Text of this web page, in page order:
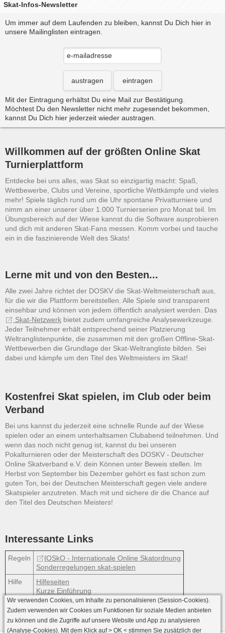
Skat-Infos-Newsletter
Um immer auf dem Laufenden zu bleiben, kannst Du Dich hier in
unsere Mailinglisten eintragen.
austragen eintragen
Mit der Eintragung erhältst Du eine Mail zur Bestätigung.
Möchtest Du den Newsletter nicht mehr zugesendet bekommen,
kannst Du Dich hier jederzeit wieder austragen.
Willkommen auf der größten Online Skat
Turnierplattform
Entdecke bei uns alles, was Skat so einzigartig macht: Spaß,
Wettbewerbe, Clubs und Vereine, sportliche Wettkämpfe und vieles
mehr! Spiele täglich rund um die Uhr spontane Privatturniere und
nimm an einer unserer über 1.000 Turnierserien pro Monat teil. Im
Übungsbereich auf der Wiese kannst du die Software ausprobieren
und dich mit anderen Skat-Fans messen. Komm vorbei und tauche
ein in die faszinierende Welt des Skats!
Lerne mit und von den Besten...
Alle zwei Jahre richtet der DOSKV die Skat-Weltmeisterschaft aus,
für die wir die Plattform bereitstellen. Alle Spiele sind transparent
einsehbar und können von jedem öffentlich analysiert werden. Das
Skat-Netzwerk bietet zudem umfangreiche Analysewerkzeuge.
Jeder Teilnehmer erhält entsprechend seiner Platzierung
Weltranglistenpunkte, die zusammen mit den großen Offline-Skat-
Wettbewerben die Grundlage der Skat-Weltrangliste bilden. Sei
dabei und kämpfe um den Titel des Weltmeisters im Skat!
Kostenfrei Skat spielen, im Club oder beim
Verband
Bei uns kannst du jederzeit eine schnelle Runde auf der Wiese
spielen oder an einem unterhaltsamen Clubabend teilnehmen. Und
wenn das noch nicht genug ist, kannst du bei unseren
Pokalturnieren oder der Meisterschaft des DOSKV - Deutscher
Online Skatverband e.V. dein Können unter Beweis stellen. Im
Herbst von September bis Dezember gehört es fast schon zum
guten Ton, bei der Deutschen Meisterschaft gegen viele andere
Skatspieler anzutreten. Mach mit und sichere dir die Chance auf
den Titel des Deutschen Meisters!
Interessante Links
Regeln
IOSkO - Internationale Online Skatordnung
Sonderregelungen skat-spielen
Hilfe
Hilfeseiten
Kurze Einführung
Wir verwenden Cookies, um Inhalte zu personalisieren (Session-Cookies).
Zudem verwenden wir Cookies um Funktionen für soziale Medien anbieten
zu können und die Zugriffe auf unsere Website und App zu analysieren
(Analyse-Cookies). Mit dem Klick auf> OK < stimmen Sie zusätzlich der